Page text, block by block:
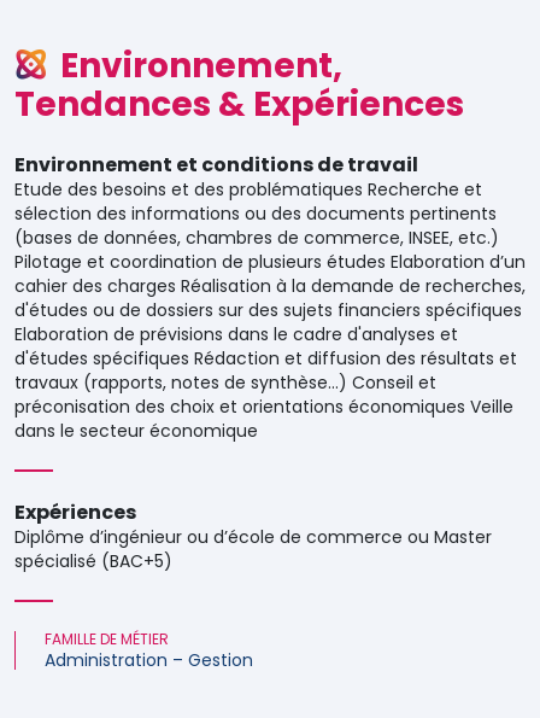
Environnement,
Tendances & Expériences
Environnement et conditions de travail
Etude des besoins et des problématiques Recherche et
sélection des informations ou des documents pertinents
(bases de données, chambres de commerce, INSEE, etc.)
Pilotage et coordination de plusieurs études Elaboration d’un
cahier des charges Réalisation à la demande de recherches,
d'études ou de dossiers sur des sujets financiers spécifiques
Elaboration de prévisions dans le cadre d'analyses et
d'études spécifiques Rédaction et diffusion des résultats et
travaux (rapports, notes de synthèse...) Conseil et
préconisation des choix et orientations économiques Veille
dans le secteur économique
Expériences
Diplôme d’ingénieur ou d’école de commerce ou Master
spécialisé (BAC+5)
FAMILLE DE MÉTIER
Administration – Gestion